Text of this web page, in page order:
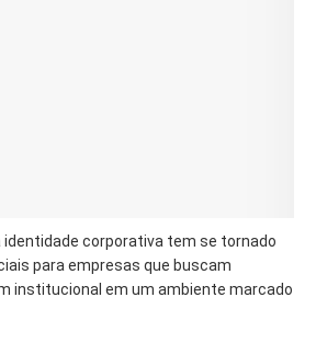
identidade corporativa tem se tornado
para empresas que buscam
institucional em um ambiente marcado